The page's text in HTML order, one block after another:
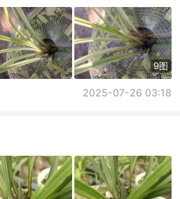
9图
2025-07-26 03:18